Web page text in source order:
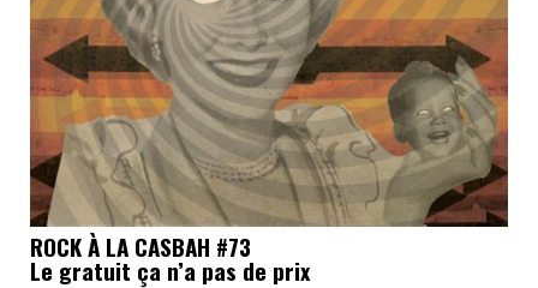
ROCK À LA CASBAH #73
Le gratuit ça n’a pas de prix